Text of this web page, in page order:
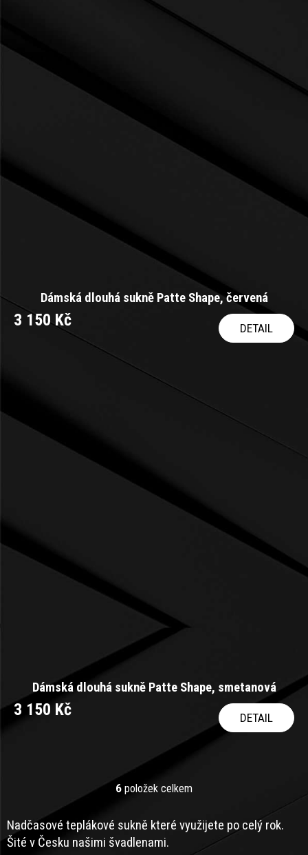
Dámská dlouhá sukně Patte Shape, červená
3 150 Kč DETAIL
Dámská dlouhá sukně Patte Shape, smetanová
3 150 Kč DETAIL
O
l
á
d
6 položek celkem
Nadčasové teplákové sukně které využijete po celý rok.
Šité v Česku našimi švadlenami.